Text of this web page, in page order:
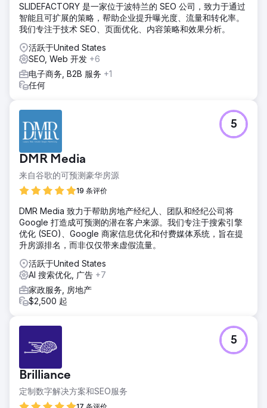
SLIDEFACTORY 是一家位于波特兰的 SEO 公司，致力于通过
智能且可扩展的策略，帮助企业提升曝光度、流量和转化率。
我们专注于技术 SEO、页面优化、内容策略和效果分析。
活跃于United States
SEO, Web 开发 +6
电子商务, B2B 服务 +1
任何
DMR Media
来自谷歌的可预测豪华房源
19 条评价
5
DMR Media 致力于帮助房地产经纪人、团队和经纪公司将
Google 打造成可预测的潜在客户来源。我们专注于搜索引擎
优化 (SEO)、Google 商家信息优化和付费媒体系统，旨在提
升房源排名，而非仅仅带来虚假流量。
活跃于United States
AI 搜索优化, 广告 +7
家政服务, 房地产
$2,500 起
Brilliance
定制数字解决方案和SEO服务
5